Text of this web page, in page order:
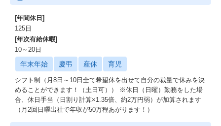
[年間休日]
125日
[年次有給休暇]
10～20日
年末年始 慶弔 産休 育児
シフト制（月8日～10日全て希望休を出せて自分の裁量で休みを決
めることができます！（土日可）） ※休日（日曜）勤務をした場
合、休日手当（日割り計算×1.35倍、約2万円弱）が加算されます
（月2回日曜出社で年収が50万程あがります！）